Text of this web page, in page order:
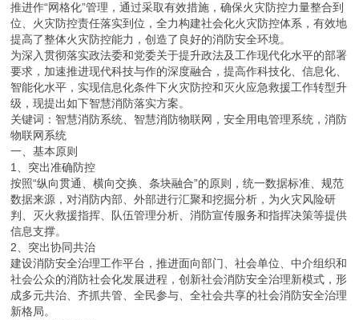
推进作“网格化”管理，通过采取有效措施，确保火灾防控力量整合到
位、火灾防控责任落实到位，全力构建社会化火灾防控体系，有效地
提高了整体火灾防控能力，创造了良好的消防安全环境。
为深入贯彻落实政法委和党委关于提升政法及工作现代化水平的部署
要求，加速推进现代科技与作的深度融合，提高作科技化、信息化、
智能化水平，实现信息化条件下火灾防控和灭火应急救援工作转型升
级，现提出如下智慧消防落实方案。
关键词：智慧消防系统、智慧消防物联网，安全用电管理系统，消防
物联网系统
一、基本原则
1、突出准确防控
按照“纵向贯通、横向交换、条块融合”的原则，统一数据标准、规范
数据来源，对消防内部、外部进行汇聚和挖掘分析，为火灾风险研
判、灭火救援指挥、队伍管理分析、消防宣传服务和指挥决策等提供
信息支撑。
2、突出协同共治
建设消防安全治理工作平台，推进面向部门、社会单位、中介组织和
社会公众的消防社会化发展进程，创新社会消防安全治理新模式，形
成多元共治、齐抓共管、全民参与、全社会共享的社会消防安全治理
新格局。